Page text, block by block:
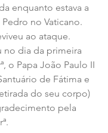
enquanto estava a
Pedro no Vaticano.
ao ataque.
no dia da primeira
o Papa João Paulo II
de Fátima e
do seu corpo)
pela